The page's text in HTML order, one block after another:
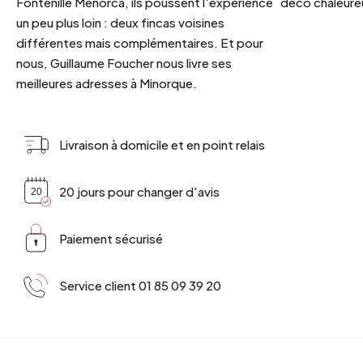
un peu plus loin : deux fincas voisines
différentes mais complémentaires. Et pour
nous, Guillaume Foucher nous livre ses
meilleures adresses à Minorque.
Livraison à domicile et en point relais
20 jours pour changer d'avis
Paiement sécurisé
Service client 01 85 09 39 20